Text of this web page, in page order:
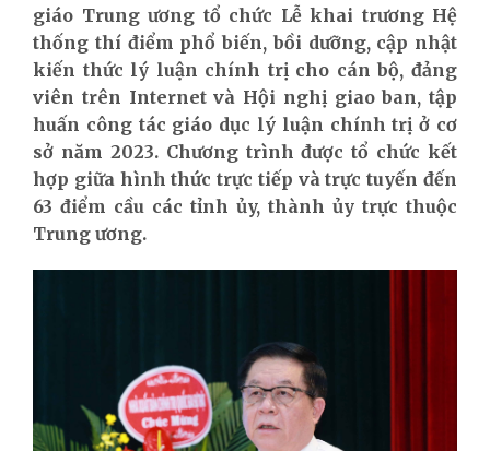
giáo Trung ương tổ chức Lễ khai trương Hệ
thống thí điểm phổ biến, bồi dưỡng, cập nhật
kiến thức lý luận chính trị cho cán bộ, đảng
viên trên Internet và Hội nghị giao ban, tập
huấn công tác giáo dục lý luận chính trị ở cơ
sở năm 2023. Chương trình được tổ chức kết
hợp giữa hình thức trực tiếp và trực tuyến đến
63 điểm cầu các tỉnh ủy, thành ủy trực thuộc
Trung ương.